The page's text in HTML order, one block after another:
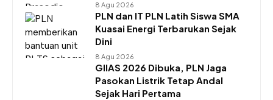
8 Agu 2026
PLN dan IT PLN Latih Siswa SMA
Kuasai Energi Terbarukan Sejak
Dini
8 Agu 2026
GIIAS 2026 Dibuka, PLN Jaga
Pasokan Listrik Tetap Andal
Sejak Hari Pertama